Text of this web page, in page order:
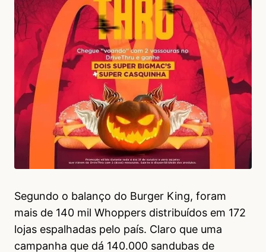
Segundo o balanço do Burger King, foram
mais de 140 mil Whoppers distribuídos em 172
lojas espalhadas pelo país. Claro que uma
campanha que dá 140.000 sandubas de